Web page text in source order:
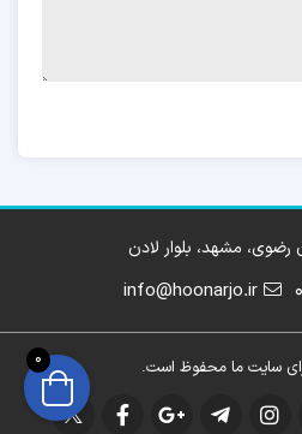
رضوی، مشهد، بلوار لادن
info@hoonarjo.ir
سایت ما محفوظ است. 0